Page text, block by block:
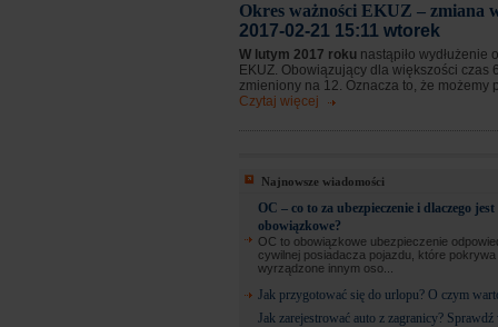
Okres ważności EKUZ – zmiana
2017-02-21 15:11 wtorek
W lutym 2017 roku nastąpiło wydłużenie
EKUZ. Obowiązujący dla większości czas
zmieniony na 12. Oznacza to, że możemy
Czytaj więcej
Najnowsze wiadomości
OC – co to za ubezpieczenie i dlaczego jest
obowiązkowe?
OC to obowiązkowe ubezpieczenie
cywilnej posiadacza pojazdu, które
wyrządzone innym oso...
Jak przygotować się do urlopu? O czym
Jak zarejestrować auto z zagranicy?